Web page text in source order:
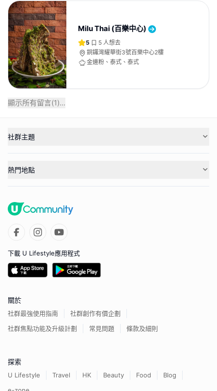
Milu Thai (百樂中心)
5 5 人想去
銅鑼灣耀華街3號百樂中心2樓
金邊粉、泰式、泰式
顯示所有留言(1)...
社群主題
熱門地點
下載 U Lifestyle應用程式
關於
社群最強使用指南
社群創作有價企劃
社群焦點功能及升級計劃
常見問題 條款及細則
探索
U Lifestyle Travel HK Beauty Food
Blog